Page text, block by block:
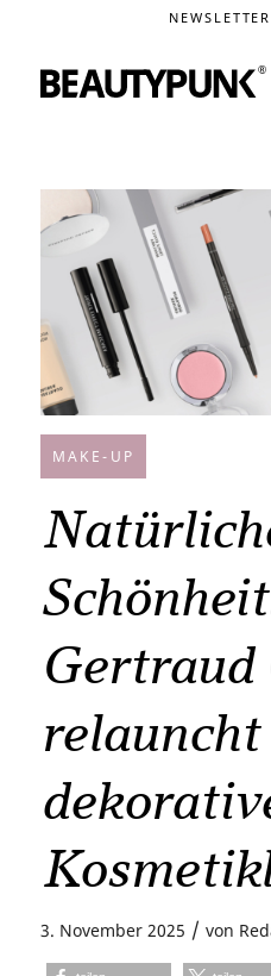
NEWSLETTER
MAKE-UP
Gertraud
relauncht
3. November 2025 / von